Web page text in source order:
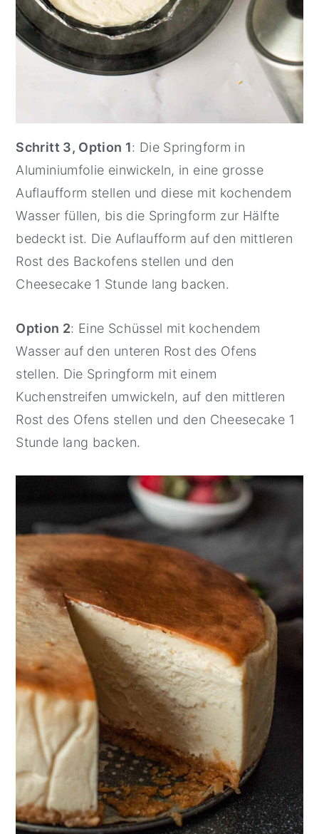
Schritt 3, Option 1: Die Springform in
Aluminiumfolie einwickeln, in eine grosse
Auflaufform stellen und diese mit kochendem
Wasser füllen, bis die Springform zur Hälfte
bedeckt ist. Die Auflaufform auf den mittleren
Rost des Backofens stellen und den
Cheesecake 1 Stunde lang backen.
Option 2: Eine Schüssel mit kochendem
Wasser auf den unteren Rost des Ofens
stellen. Die Springform mit einem
Kuchenstreifen umwickeln, auf den mittleren
Rost des Ofens stellen und den Cheesecake 1
Stunde lang backen.